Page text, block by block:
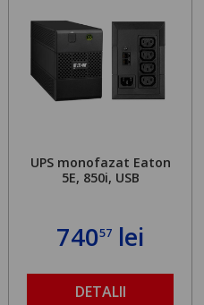
UPS monofazat Eaton
5E, 850i, USB
74057 lei
DETALII